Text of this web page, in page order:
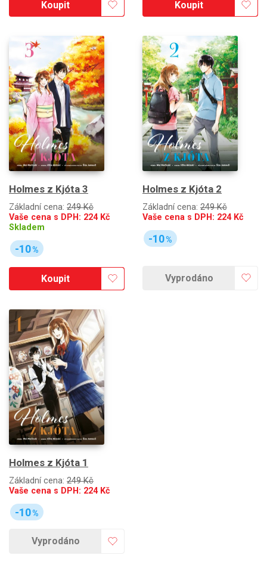
Koupit Koupit
Holmes z Kjóta 3
Základní cena: 249 Kč
Vaše cena s DPH: 224Kč
Skladem
-10%
Koupit
Holmes z Kjóta 2
Základní cena: 249 Kč
Vaše cena s DPH: 224Kč
-10%
Vyprodáno
Holmes z Kjóta 1
Základní cena: 249 Kč
Vaše cena s DPH: 224Kč
-10%
Vyprodáno